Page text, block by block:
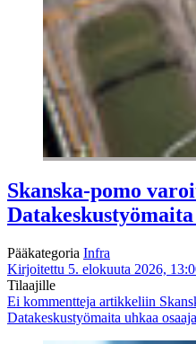
Skanska-pomo
Pääkategoria Infra
Kirjoitettu 5. elokuuta 2026,
Tilaajille
Ei kommentteja artikkeliin
Datakeskustyömaita uhkaa